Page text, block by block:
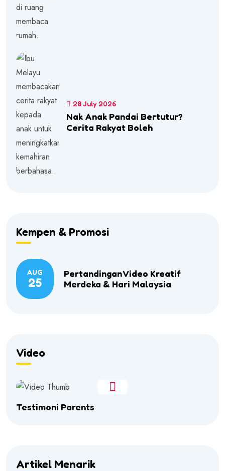
28 July 2026
Nak Anak Pandai Bertutur?
Cerita Rakyat Boleh
Kempen & Promosi
AUG
25
Pertandingan Video Kreatif
Merdeka & Hari Malaysia
Video
Testimoni Parents
Artikel Menarik